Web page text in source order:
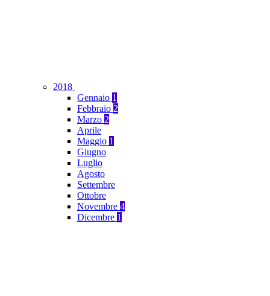
2018
Gennaio 1
Febbraio 2
Marzo 2
Aprile
Maggio 1
Giugno
Luglio
Agosto
Settembre
Ottobre
Novembre 4
Dicembre 1